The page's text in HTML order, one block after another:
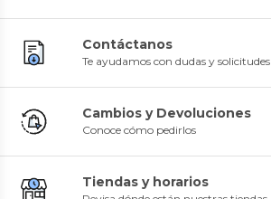
Contáctanos
Te ayudamos con dudas y solicitudes
Cambios y Devoluciones
Conoce cómo pedirlos
Tiendas y horarios